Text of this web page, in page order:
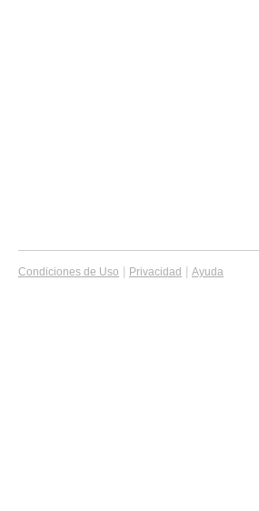
Condiciones de Uso Privacidad Ayuda